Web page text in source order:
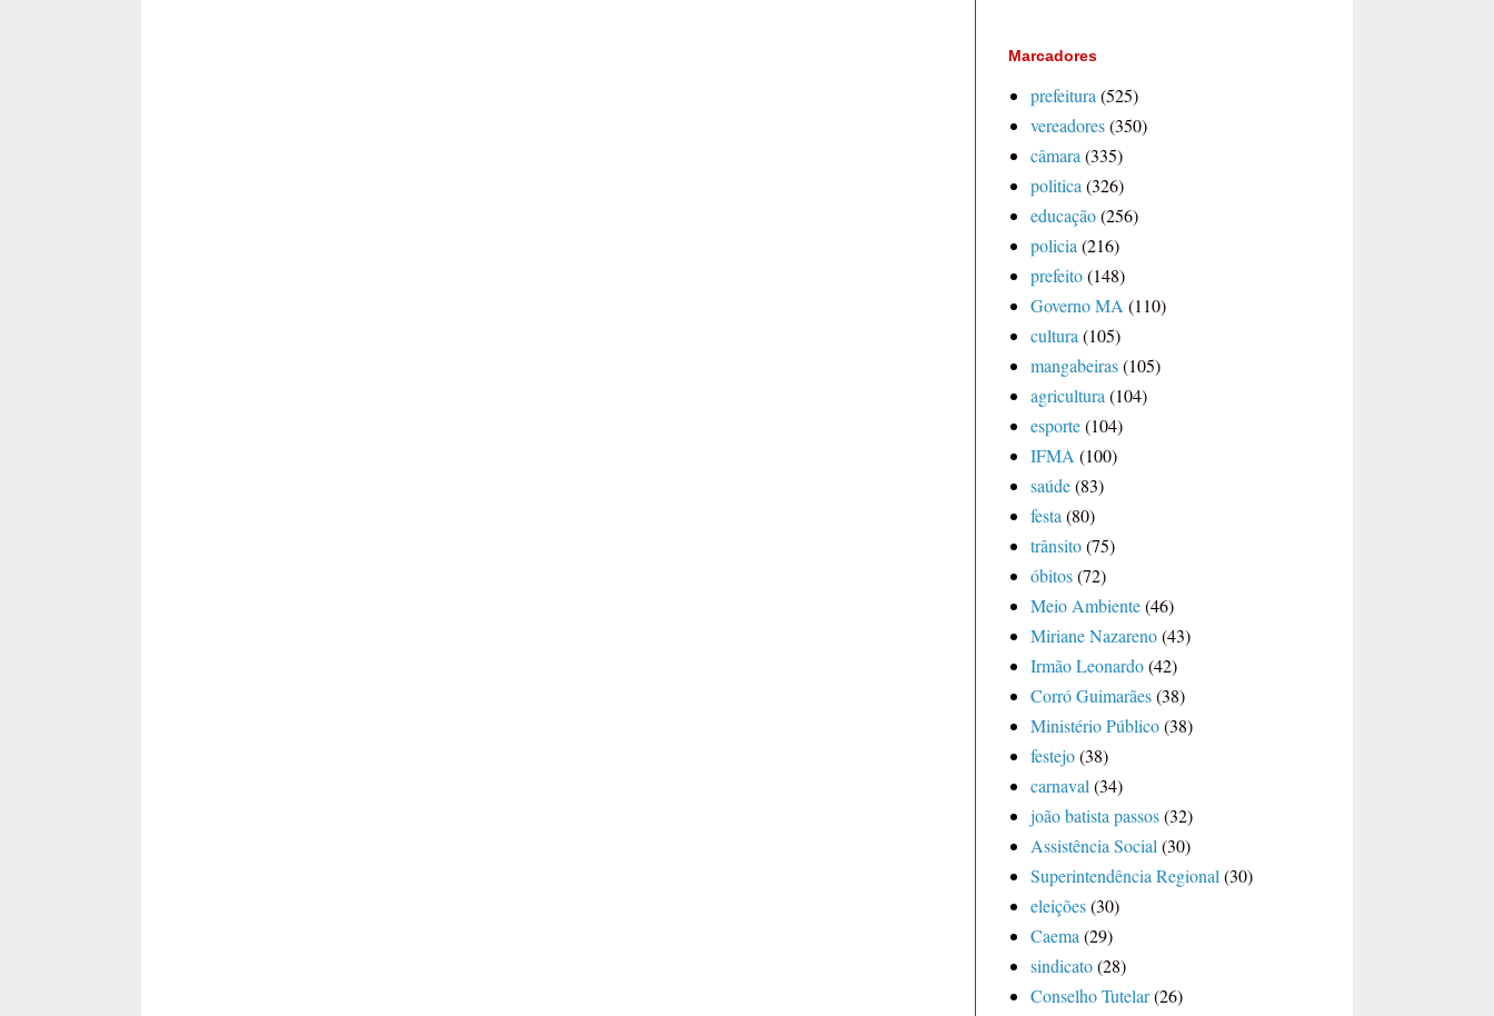
Marcadores
prefeitura (525)
vereadores(350)
câmara (335)
politica (326)
educação(256)
policia (216)
prefeito(148)
Governo MA (110)
cultura (105)
mangabeiras(105)
agricultura (104)
esporte(104)
IFMA (100)
saúde(83)
festa (80)
trânsito(75)
óbitos(72)
Meio Ambiente(46)
Miriane Nazareno(43)
Irmão Leonardo(42)
Corró Guimarães(38)
Ministério Público(38)
festejo(38)
carnaval (34)
joão batista passos(32)
Assistência Social (30)
Superintendência Regional (30)
eleições(30)
Caema (29)
sindicato(28)
Conselho Tutelar(26)